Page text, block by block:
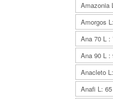
Amazonia
Amorgos
Ana 70 L :
Ana 90 L :
Anacleto
Anafi L: